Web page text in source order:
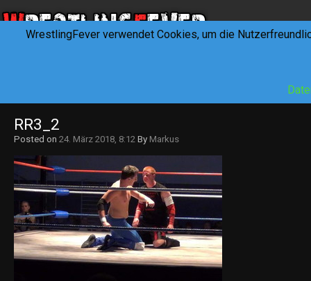
RR3_2
Posted on 24. März 2018, 8:12 By Markus
WrestlingFever verwendet Cookies, um die